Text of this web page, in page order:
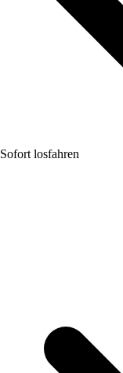
Sofort losfahren